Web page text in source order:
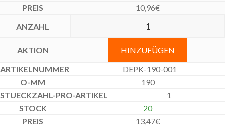
10,96€
HINZUFÜGEN
DEPK-190-001
190
1
20
13,47€